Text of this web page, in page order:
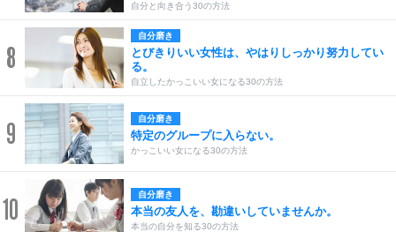
自分と向き合う30の方法
8
自分磨き
とびきりいい女性は、やはりしっかり努力してい
る。
自立したかっこいい女になる30の方法
9 自分磨き
特定のグループに入らない。
かっこいい女になる30の方法
10 自分磨き
本当の友人を、勘違いしていませんか。
本当の自分を知る30の方法